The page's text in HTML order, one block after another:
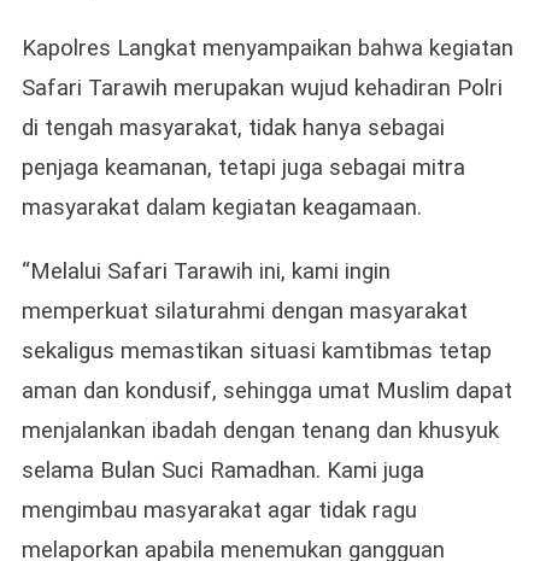
Kapolres Langkat menyampaikan bahwa kegiatan
Safari Tarawih merupakan wujud kehadiran Polri
di tengah masyarakat, tidak hanya sebagai
penjaga keamanan, tetapi juga sebagai mitra
masyarakat dalam kegiatan keagamaan.
“Melalui Safari Tarawih ini, kami ingin
memperkuat silaturahmi dengan masyarakat
sekaligus memastikan situasi kamtibmas tetap
aman dan kondusif, sehingga umat Muslim dapat
menjalankan ibadah dengan tenang dan khusyuk
selama Bulan Suci Ramadhan. Kami juga
mengimbau masyarakat agar tidak ragu
melaporkan apabila menemukan gangguan